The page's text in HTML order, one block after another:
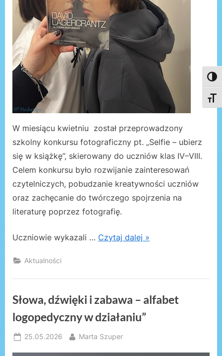
W miesiącu kwietniu został przeprowadzony
szkolny konkursu fotograficzny pt. „Selfie – ubierz
się w książkę”, skierowany do uczniów klas IV–VIII.
Celem konkursu było rozwijanie zainteresowań
czytelniczych, pobudzanie kreatywności uczniów
oraz zachęcanie do twórczego spojrzenia na
literaturę poprzez fotografię.
Uczniowie wykazali … Czytaj dalej »
Aktualności
Słowa, dźwięki i zabawa – alfabet
logopedyczny w działaniu”
Posted
25.05.2026 By
Marta Szuper